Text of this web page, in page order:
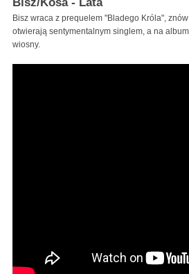
Bisz/Kosa - Lata
Bisz wraca z prequelem "Bladego Króla",
otwierają sentymentalnym singlem, a na
wiosny.